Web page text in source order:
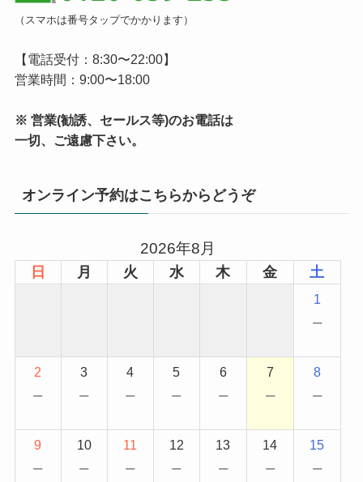
（スマホは番号タップでかかります）
【電話受付：8:30〜22:00】
営業時間：9:00〜18:00
※ 営業(勧誘、セールス等)のお電話は
一切、ご遠慮下さい。
オンライン予約はこちらからどうぞ
2026年8月
日 月 火 水 木 金 土
1
−
2
−
3
−
4
−
5
−
6
−
7
−
8
−
9
−
10
−
11
−
12
−
13
−
14
−
15
−